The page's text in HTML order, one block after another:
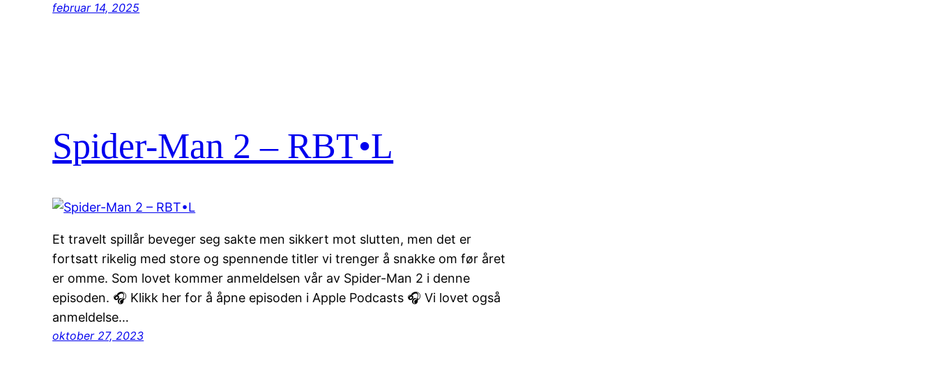
februar 14, 2025
Spider-Man 2 – RBT•L
Et travelt spillår beveger seg sakte men sikkert mot slutten, men det er
fortsatt rikelig med store og spennende titler vi trenger å snakke om før året
er omme. Som lovet kommer anmeldelsen vår av Spider-Man 2 i denne
episoden. 🎧 Klikk her for å åpne episoden i Apple Podcasts 🎧 Vi lovet også
anmeldelse…
oktober 27, 2023